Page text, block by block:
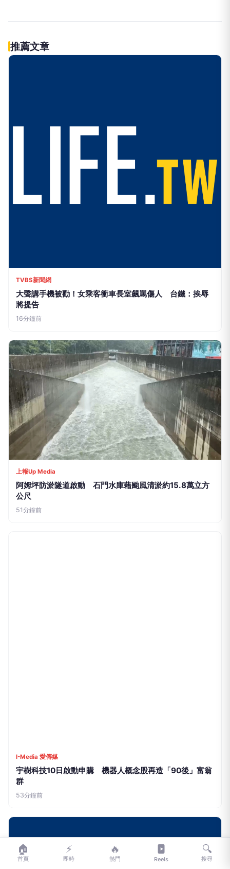
說愛妳！
PR
TVBS新聞網
大聲講手機被勸！女乘客衝車長室飆罵傷人 台鐵：挨辱
將提告
16分鐘前
🏠
首頁
⚡
即時
🔥
熱門 Reels
🔍
搜尋